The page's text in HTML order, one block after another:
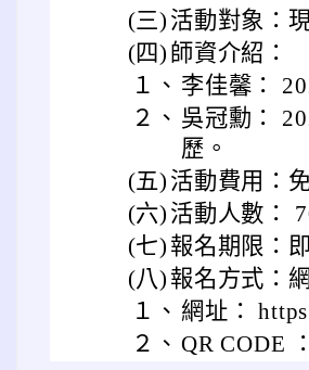
(三) 活動對象：
(四) 師資介紹：
１、 李佳馨：
２、 吳冠勳：
歷。
(五) 活動費用：
(六) 活動人數：
(七) 報名期限：
(八) 報名方式：
１、 網址：
２、 QR CODE